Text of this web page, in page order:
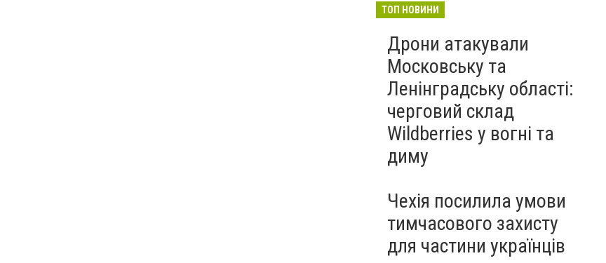
правила
ТОП НОВИНИ
Дрони атакували
Московську та
Ленінградську області:
черговий склад
Wildberries у вогні та
диму
Чехія посилила умови
тимчасового захисту
для частини українців